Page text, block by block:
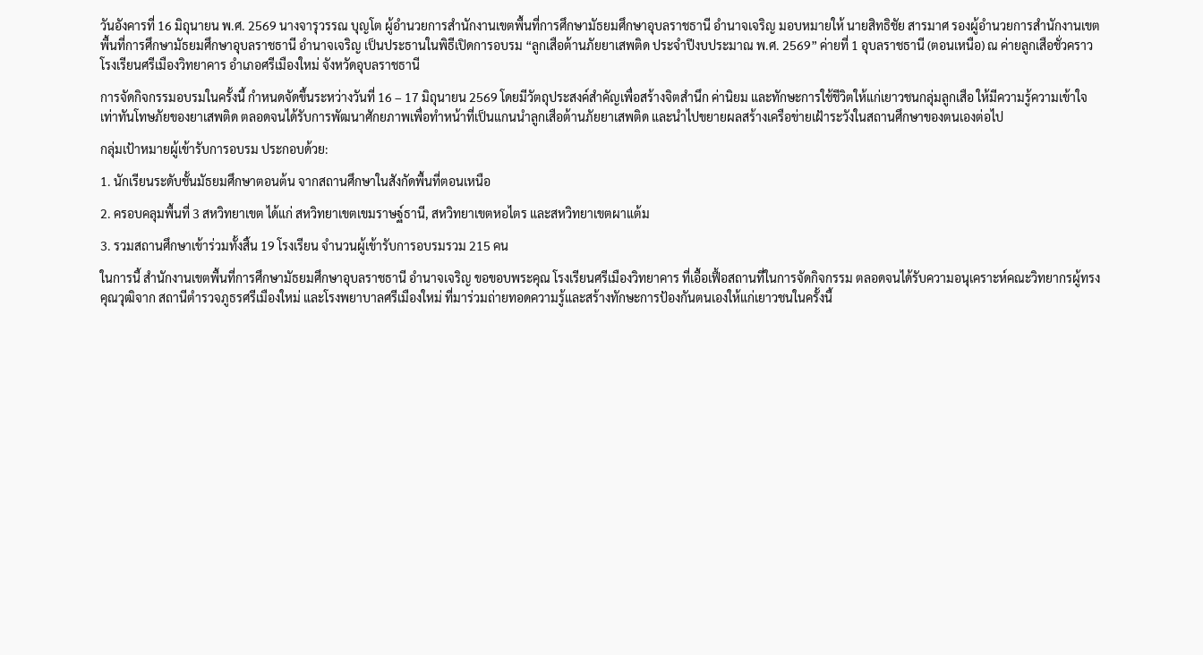
วันอังคารที่ 16 มิถุนายน พ.ศ. 2569 นางจารุวรรณ บุญโต ผู้อำนวยการสำนักงานเขตพื้นที่การศึกษามัธยมศึกษาอุบลราชธานี อำนาจเจริญ มอบหมายให้ นายสิทธิชัย สารมาศ รองผู้อำนวยการสำนักงานเขต
พื้นที่การศึกษามัธยมศึกษาอุบลราชธานี อำนาจเจริญ เป็นประธานในพิธีเปิดการอบรม “ลูกเสือต้านภัยยาเสพติด ประจำปีงบประมาณ พ.ศ. 2569” ค่ายที่ 1 อุบลราชธานี (ตอนเหนือ) ณ ค่ายลูกเสือชั่วคราว
โรงเรียนศรีเมืองวิทยาคาร อำเภอศรีเมืองใหม่ จังหวัดอุบลราชธานี
การจัดกิจกรรมอบรมในครั้งนี้ กำหนดจัดขึ้นระหว่างวันที่ 16 – 17 มิถุนายน 2569 โดยมีวัตถุประสงค์สำคัญเพื่อสร้างจิตสำนึก ค่านิยม และทักษะการใช้ชีวิตให้แก่เยาวชนกลุ่มลูกเสือ ให้มีความรู้ความเข้าใจ
เท่าทันโทษภัยของยาเสพติด ตลอดจนได้รับการพัฒนาศักยภาพเพื่อทำหน้าที่เป็นแกนนำลูกเสือต้านภัยยาเสพติด และนำไปขยายผลสร้างเครือข่ายเฝ้าระวังในสถานศึกษาของตนเองต่อไป
กลุ่มเป้าหมายผู้เข้ารับการอบรม ประกอบด้วย:
1. นักเรียนระดับชั้นมัธยมศึกษาตอนต้น จากสถานศึกษาในสังกัดพื้นที่ตอนเหนือ
2. ครอบคลุมพื้นที่ 3 สหวิทยาเขต ได้แก่ สหวิทยาเขตเขมราษฐ์ธานี, สหวิทยาเขตหอไตร และสหวิทยาเขตผาแต้ม
3. รวมสถานศึกษาเข้าร่วมทั้งสิ้น 19 โรงเรียน จำนวนผู้เข้ารับการอบรมรวม 215 คน
ในการนี้ สำนักงานเขตพื้นที่การศึกษามัธยมศึกษาอุบลราชธานี อำนาจเจริญ ขอขอบพระคุณ โรงเรียนศรีเมืองวิทยาคาร ที่เอื้อเฟื้อสถานที่ในการจัดกิจกรรม ตลอดจนได้รับความอนุเคราะห์คณะวิทยากรผู้ทรง
คุณวุฒิจาก สถานีตำรวจภูธรศรีเมืองใหม่ และโรงพยาบาลศรีเมืองใหม่ ที่มาร่วมถ่ายทอดความรู้และสร้างทักษะการป้องกันตนเองให้แก่เยาวชนในครั้งนี้